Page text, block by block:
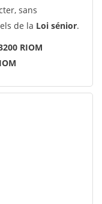
sans
de la Loi sénior.
RIOM